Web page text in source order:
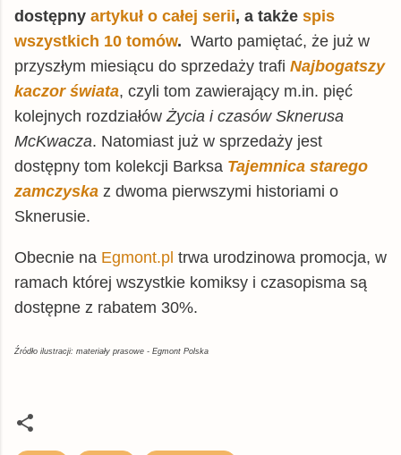
dostępny artykuł o całej serii, a także spis
wszystkich 10 tomów. Warto pamiętać, że już w
przyszłym miesiącu do sprzedaży trafi Najbogatszy
kaczor świata, czyli tom zawierający m.in. pięć
kolejnych rozdziałów Życia i czasów Sknerusa
McKwacza. Natomiast już w sprzedaży jest
dostępny tom kolekcji Barksa Tajemnica starego
zamczyska z dwoma pierwszymi historiami o
Sknerusie.
Obecnie na Egmont.pl trwa urodzinowa promocja, w
ramach której wszystkie komiksy i czasopisma są
dostępne z rabatem 30%.
Źródło ilustracji: materiały prasowe - Egmont Polska